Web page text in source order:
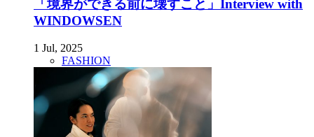
「境界ができる前に壊すこと」Interview with
WINDOWSEN
1 Jul, 2025
FASHION